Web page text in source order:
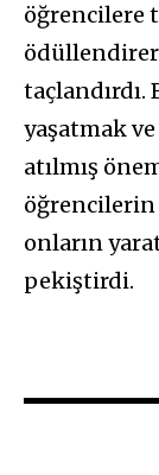
öğrencilere
yaşatmak
atılmış
öğrencilerin
onların
pekiştirdi.